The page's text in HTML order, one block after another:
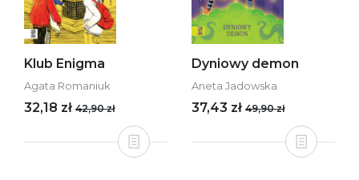
Klub Enigma
Agata Romaniuk
32,18 zł 42,90 zł
Dyniowy demon
Aneta Jadowska
37,43 zł 49,90 zł